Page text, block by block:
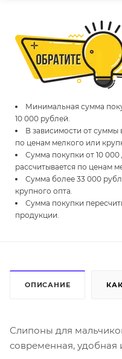
Минимальная сумма
10 000 рублей.
В зависимости от суммы
по ценам мелкого или
Сумма покупки от 10 000
рассчитывается по ценам
Сумма более 33 000
крупного опта.
Сумма покупки
продукции.
ОПИСАНИЕ
Слипоны для
современная, удобная